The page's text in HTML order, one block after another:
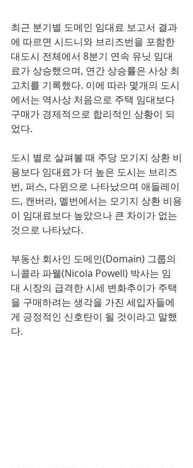
최근 분기별 도메인 임대료 보고서 결과
에 따르면 시드니와 브리즈번을 포함한
대도시 전체에서 8분기 연속 유닛 임대
료가 상승했으며, 연간 상승률은 사상 최
고치를 기록했다. 이에 따라 몇개의 도시
에서는 역사상 처음으로 주택 임대보다
구매가 경제적으로 합리적인 상황이 되
었다.
도시 별로 살펴볼 때 주당 모기지 상환 비
용보다 임대료가 더 높은 도시는 브리즈
번, 퍼스, 다윈으로 나타났으며 애들레이
드, 캔버라, 멜번에서는 모기지 상환 비용
이 임대료보다 높았으나 큰 차이가 없는
것으로 나타났다.
부동산 회사인 도메인(Domain) 그룹의
니콜라 파웰(Nicola Powell) 박사는 임
대 시장의 급격한 시세 변화추이가 주택
을 구매하려는 생각을 가진 세입자들에
게 긍정적인 신호탄이 될 것이라고 말했
다.